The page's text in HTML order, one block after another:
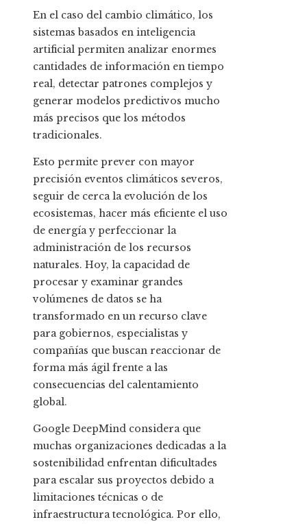
En el caso del cambio climático, los
sistemas basados en inteligencia
artificial permiten analizar enormes
cantidades de información en tiempo
real, detectar patrones complejos y
generar modelos predictivos mucho
más precisos que los métodos
tradicionales.
Esto permite prever con mayor
precisión eventos climáticos severos,
seguir de cerca la evolución de los
ecosistemas, hacer más eficiente el uso
de energía y perfeccionar la
administración de los recursos
naturales. Hoy, la capacidad de
procesar y examinar grandes
volúmenes de datos se ha
transformado en un recurso clave
para gobiernos, especialistas y
compañías que buscan reaccionar de
forma más ágil frente a las
consecuencias del calentamiento
global.
Google DeepMind considera que
muchas organizaciones dedicadas a la
sostenibilidad enfrentan dificultades
para escalar sus proyectos debido a
limitaciones técnicas o de
infraestructura tecnológica. Por ello,